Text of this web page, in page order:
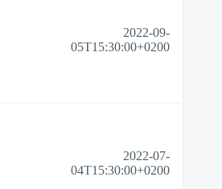
2022-09-
05T15:30:00+0200
2022-07-
04T15:30:00+0200